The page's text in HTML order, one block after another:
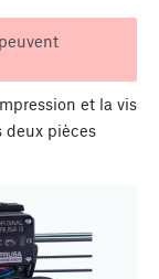
et la vis
deux pièces